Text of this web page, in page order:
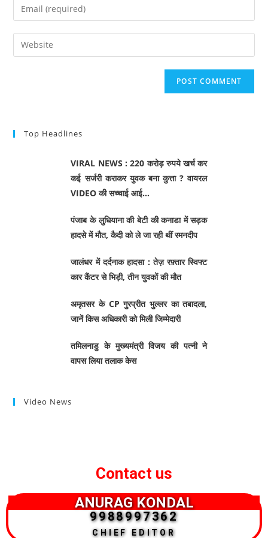
Top Headlines
VIRAL NEWS : 220 करोड़ रुपये खर्च कर
कई सर्जरी कराकर युवक बना कुत्ता ? वायरल
VIDEO की सच्चाई आई…
पंजाब के लुधियाना की बेटी की कनाडा में सड़क
हादसे में माैत, कैदी को ले जा रही थीं रमनदीप
जालंधर में दर्दनाक हादसा : तेज़ रफ़्तार स्विफ्ट
कार कैंटर से भिड़ी, तीन युवकों की मौत
अमृतसर के CP गुरप्रीत भुल्लर का तबादला,
जानें किस अधिकारी को मिली जिम्मेदारी
तमिलनाडु के मुख्यमंत्री विजय की पत्नी ने
वापस लिया तलाक केस
Video News
Contact us
ANURAG KONDAL
9988997362
CHIEF EDITOR